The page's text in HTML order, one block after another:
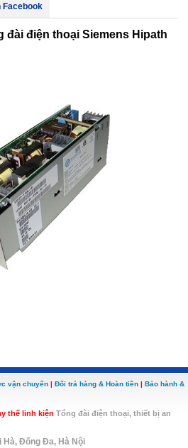
Facebook
điện thoại Siemens Hipath
vận chuyển | Đổi trả hàng & Hoàn tiền | Bảo hành &
thế linh kiện Tổng đài điện thoại, thiết bị an
Hà, Đống Đa, Hà Nội